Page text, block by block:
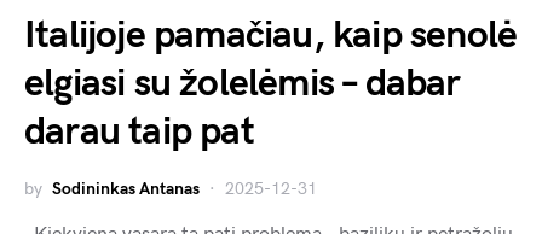
Italijoje pamačiau, kaip senolė
elgiasi su žolelėmis – dabar
darau taip pat
by Sodininkas Antanas 2025-12-31